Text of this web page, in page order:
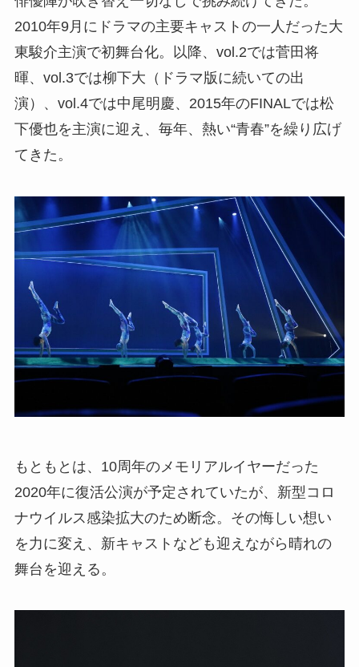
2010年9月にドラマの主要キャストの一人だった大
東駿介主演で初舞台化。以降、vol.2では菅田将
暉、vol.3では柳下大（ドラマ版に続いての出
演）、vol.4では中尾明慶、2015年のFINALでは松
下優也を主演に迎え、毎年、熱い“青春”を繰り広げ
てきた。
もともとは、10周年のメモリアルイヤーだった
2020年に復活公演が予定されていたが、新型コロ
ナウイルス感染拡大のため断念。その悔しい想い
を力に変え、新キャストなども迎えながら晴れの
舞台を迎える。